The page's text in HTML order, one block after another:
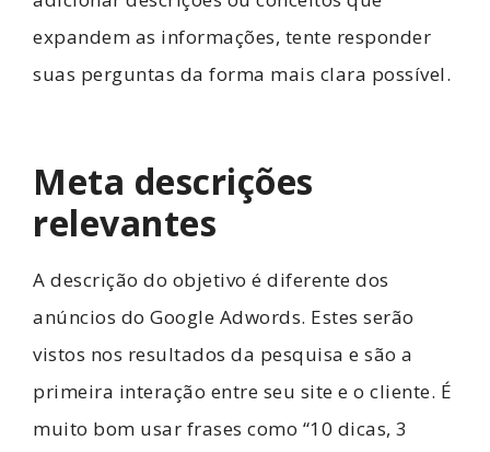
expandem as informações, tente responder
suas perguntas da forma mais clara possível.
Meta descrições
relevantes
A descrição do objetivo é diferente dos
anúncios do Google Adwords. Estes serão
vistos nos resultados da pesquisa e são a
primeira interação entre seu site e o cliente. É
muito bom usar frases como “10 dicas, 3